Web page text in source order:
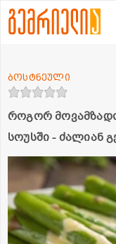
როგორ
სოუსში - ძალიან
ბოსტნეული